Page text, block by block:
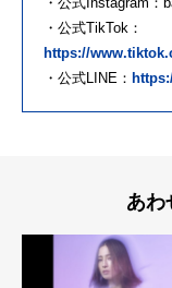
・公式TikTok：
https://
・公式LINE：
あわ